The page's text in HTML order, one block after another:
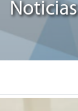
Noticias